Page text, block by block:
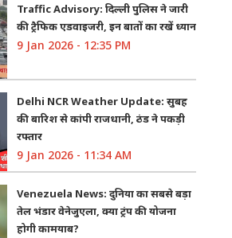
Traffic Advisory: दिल्ली पुलिस ने जारी
की ट्रैफिक एडवाइजरी, इन बातों का रखें ध्यान
9 Jan 2026 - 12:35 PM
Delhi NCR Weather Update: सुबह
की बारिश से कांपी राजधानी, ठंड ने पकड़ी
रफ्तार
9 Jan 2026 - 11:34 AM
Venezuela News: दुनिया का सबसे बड़ा
तेल भंडार वेनेजुएला, क्या ट्रंप की योजना
होगी कामयाब?